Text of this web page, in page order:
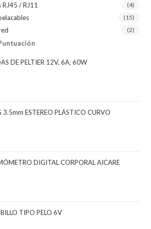
RJ45 / RJ11 (4)
(15)
(2)
DE PELTIER 12V, 6A, 60W
3.5mm ESTEREO PLÁSTICO CURVO
DIGITAL CORPORAL AICARE
TIPO PELO 6V